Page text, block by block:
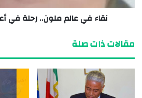
نقاء في عالم ملون.. رحلة في
مقالات ذات صلة